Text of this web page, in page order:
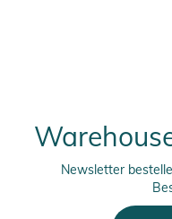
Newsletter